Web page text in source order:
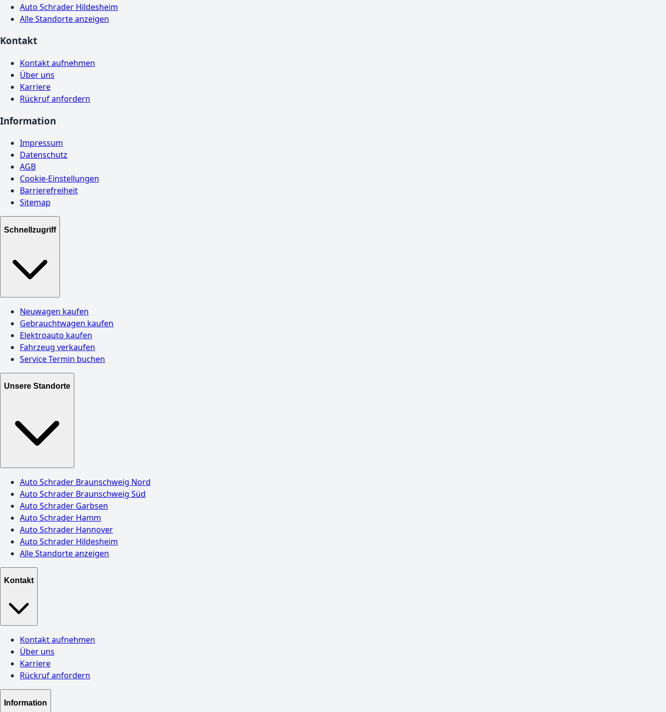
Auto Schrader Hildesheim
Alle Standorte anzeigen
Kontakt
Kontakt aufnehmen
Über uns
Karriere
Rückruf anfordern
Information
Impressum
Datenschutz
AGB
Cookie-Einstellungen
Barrierefreiheit
Sitemap
Schnellzugriff
Neuwagen kaufen
Gebrauchtwagen kaufen
Elektroauto kaufen
Fahrzeug verkaufen
Service Termin buchen
Unsere Standorte
Auto Schrader Braunschweig Nord
Auto Schrader Braunschweig Süd
Auto Schrader Garbsen
Auto Schrader Hamm
Auto Schrader Hannover
Auto Schrader Hildesheim
Alle Standorte anzeigen
Kontakt
Kontakt aufnehmen
Über uns
Karriere
Rückruf anfordern
Information